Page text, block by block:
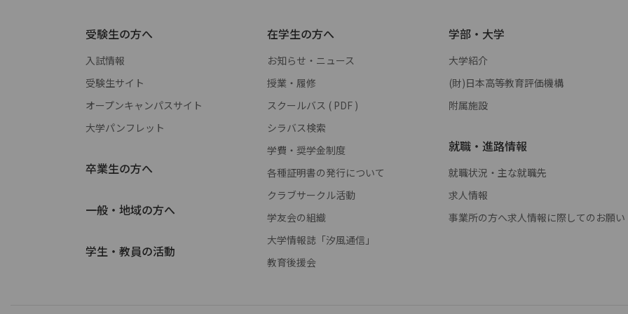
受験生の方へ
入試情報
受験生サイト
オープンキャンパスサイト
大学パンフレット
卒業生の方へ
一般・地域の方へ
学生・教員の活動
在学生の方へ
お知らせ・ニュース
授業・履修
スクールバス ( PDF )
シラバス検索
学費・奨学金制度
各種証明書の発行について
クラブサークル活動
学友会の組織
大学情報誌「汐風通信」
教育後援会
学部・大学
大学紹介
(財)日本高等教育評価機構
附属施設
就職・進路情報
就職状況・主な就職先
求人情報
事業所の方へ求人情報に際してのお願い